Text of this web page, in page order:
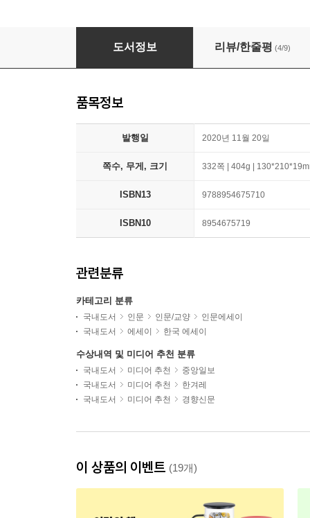
은둔기계
도서정보 리뷰/한줄평 (4/9)
품목정보
발행일 2020년 11월 20일
쪽수, 무게, 크기 332쪽 | 404g |
ISBN13 9788954675710
ISBN10 8954675719
관련분류
카테고리 분류
국내도서 인문 인문/교양
인문에세이
국내도서
에세이 한국 에세이
수상내역 및 미디어 추천 분류
국내도서 미디어 추천
중앙일보
국내도서
미디어 추천
한겨레
국내도서
미디어 추천 경향신문
이 상품의 이벤트 (19개)